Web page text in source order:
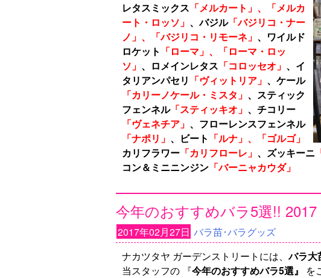
レタスミックス 「メルカート」、「メルカ
ート・ロッソ」 、バジル「バジリコ・ナー
ノ」、「バジリコ・リモーネ」 、 ワイルド
ロケット 「ローマ」、「ローマ・ロッ
ソ」 、 ロメインレタス 「コロッセオ」 、 イ
タリアンパセリ 「ヴィットリア」 、 ケール
「カリーノケール・ミスタ」 、 スティック
フェンネル「スティッキオ」 、チコリー
「ヴェネチア」 、フローレンスフェンネル
「ナポリ」 、ビート 「ルナ」、「ゴルゴ」
カリフラワー 「カリフローレ」 、ズッキーニ
コン＆ミニニンジン 「バーニャカウダ」
今年のおすすめバラ5選!! 2017
2017年02月27日 バラ苗･バラグッズ
ナカツタヤ ガーデンストリートには、バラ大
当スタッフの 『今年のおすすめバラ5選』
を